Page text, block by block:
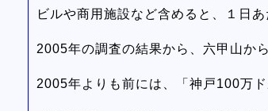
ビルや商用施設など含めると、１日
2005年の調査の結果から、六甲山か
2005年よりも前には、「神戸100万